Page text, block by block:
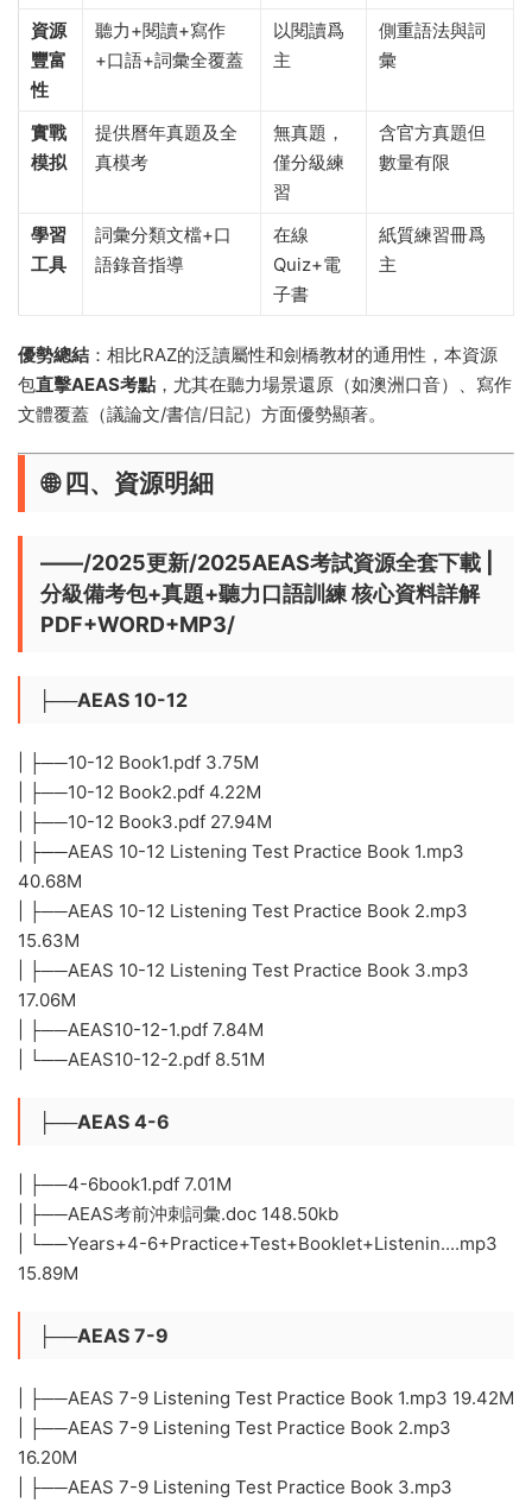
​資源
豐富
性​
聽力+閱讀+寫作
+口語+詞彙全覆蓋
以閱讀爲
主
側重語法與詞
彙
​實戰
模拟​
提供曆年真題及全
真模考
無真題，
僅分級練
習
含官方真題但
數量有限
​學習
工具​
詞彙分類文檔+口
語錄音指導
在線
Quiz+電
子書
紙質練習冊爲
主
​優勢總結​ ​：相比RAZ的泛讀屬性和劍橋教材的通用性，本資源
包​​直擊AEAS考點​ ​，尤其在聽力場景還原（如澳洲口音）、寫作
文體覆蓋（議論文/書信/日記）方面優勢顯著。
🌐 ​​四、資源明細
——/2025更新/2025AEAS考試資源全套下載 |
分級備考包+真題+聽力口語訓練 核心資料詳解
PDF+WORD+MP3/
├──AEAS 10-12
| ├──10-12 Book1.pdf 3.75M
| ├──10-12 Book2.pdf 4.22M
| ├──10-12 Book3.pdf 27.94M
| ├──AEAS 10-12 Listening Test Practice Book 1.mp3
40.68M
| ├──AEAS 10-12 Listening Test Practice Book 2.mp3
15.63M
| ├──AEAS 10-12 Listening Test Practice Book 3.mp3
17.06M
| ├──AEAS10-12-1.pdf 7.84M
| └──AEAS10-12-2.pdf 8.51M
├──AEAS 4-6
| ├──4-6book1.pdf 7.01M
| ├──AEAS考前沖刺詞彙.doc 148.50kb
| └──Years+4-6+Practice+Test+Booklet+Listenin....mp3
15.89M
├──AEAS 7-9
| ├──AEAS 7-9 Listening Test Practice Book 1.mp3 19.42M
| ├──AEAS 7-9 Listening Test Practice Book 2.mp3
16.20M
| ├──AEAS 7-9 Listening Test Practice Book 3.mp3